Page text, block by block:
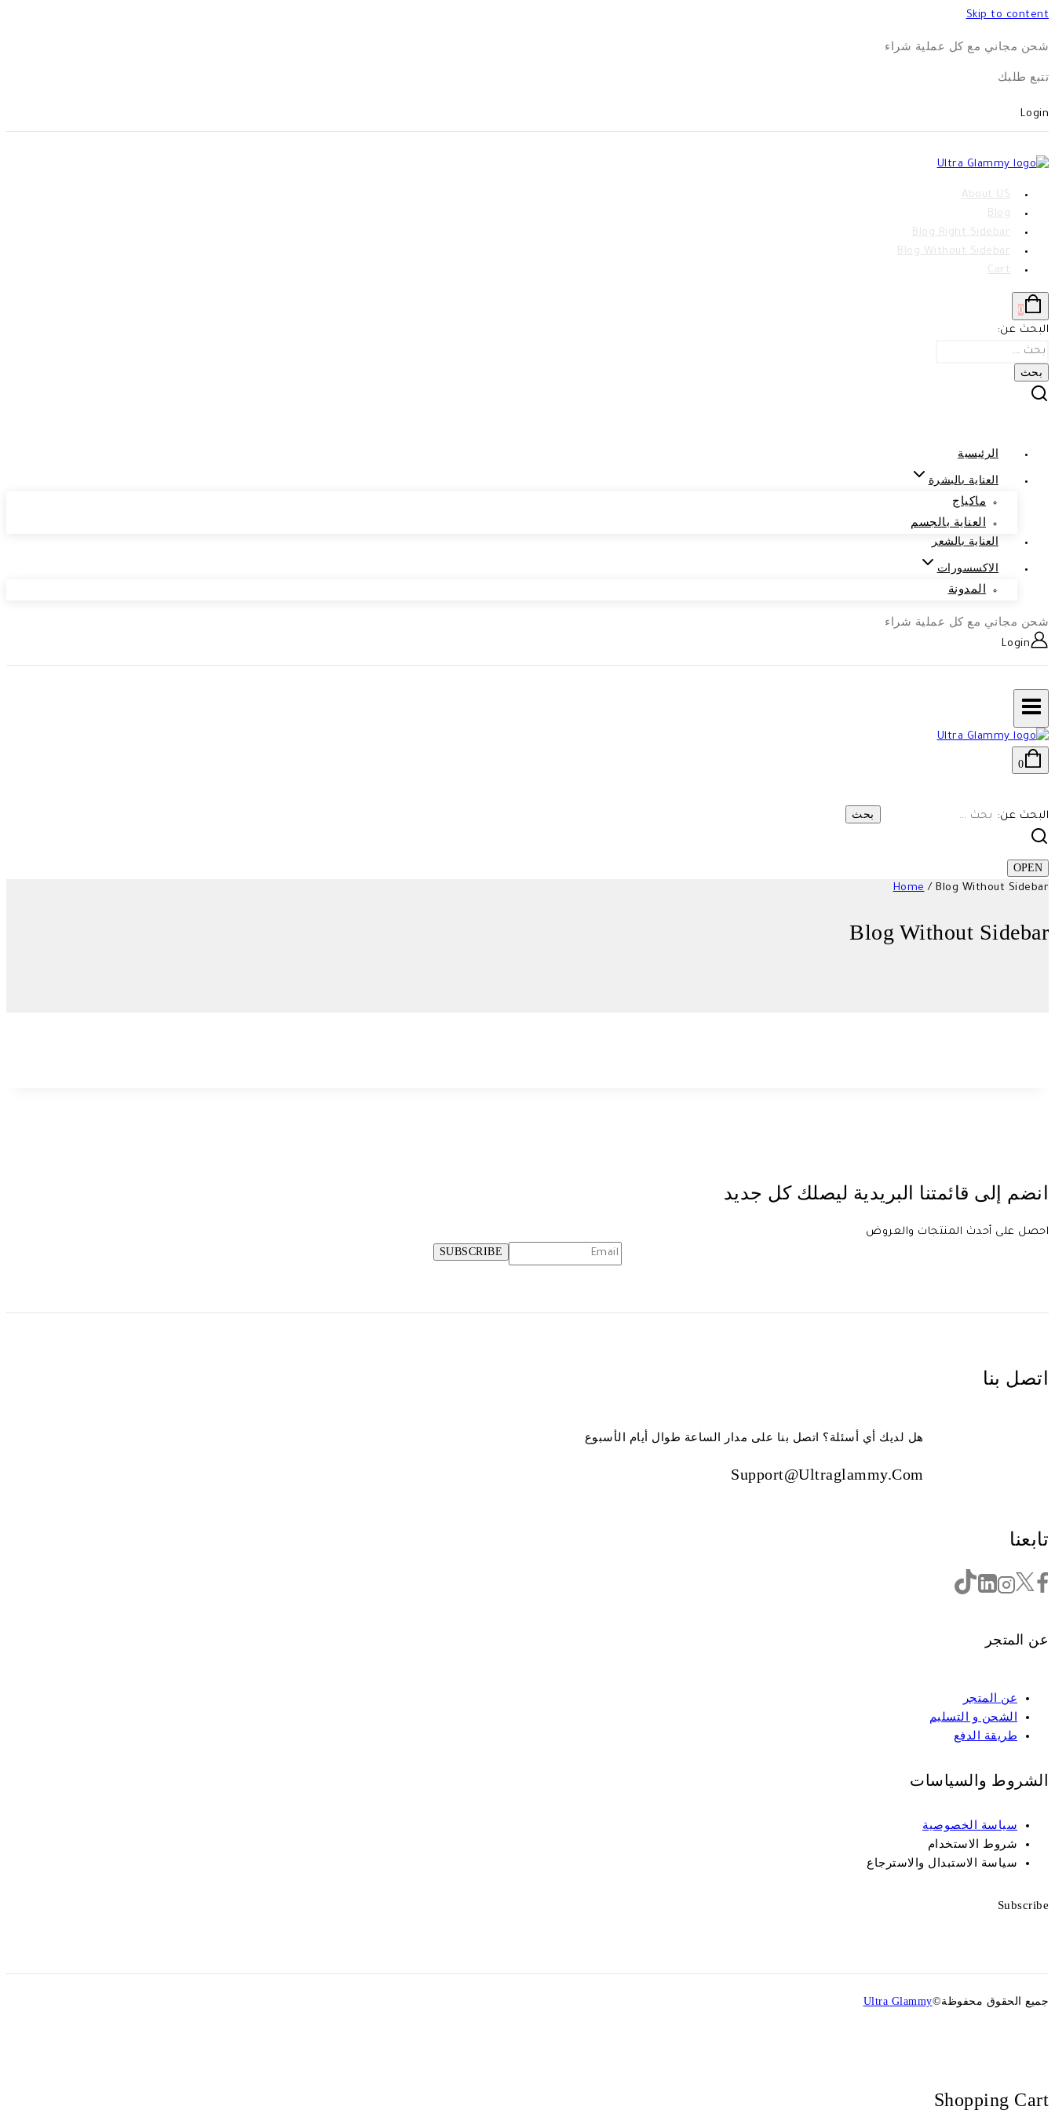
Skip to content
شحن مجاني مع كل عملية شراء
تتبع طلبك
Login
About US
Blog
Blog Right Sidebar
Blog Without Sidebar
Cart
0
البحث عن:
الرئيسية
العناية بالبشرة
ماكياج
العناية بالجسم
العناية بالشعر
الاكسسورات
المدونة
شحن مجاني مع كل عملية شراء
Login
0
البحث عن:
OPEN
Home / Blog Without Sidebar
Blog Without Sidebar
انضم إلى قائمتنا البريدية ليصلك كل جديد
احصل على أحدث المنتجات والعروض
اتصل بنا
هل لديك أي أسئلة؟ اتصل بنا على مدار الساعة طوال أيام الأسبوع
Support@ultraglammy.com
تابعنا
عن المتجر
عن المتجر
الشحن و التسليم
طريقة الدفع
الشروط والسياسات
سياسة الخصوصية
شروط الاستخدام
سياسة الاستبدال والاسترجاع
Subscribe
جميع الحقوق محفوظة©Ultra Glammy
Shopping Cart